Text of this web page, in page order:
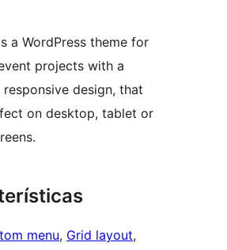
a WordPress theme for
projects with a
responsive design, that
on desktop, tablet or
menu, Grid layout